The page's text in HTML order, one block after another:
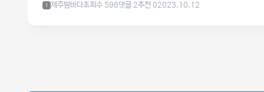
1 제주밤바다조회수 596댓글 2추천 02023.10.12